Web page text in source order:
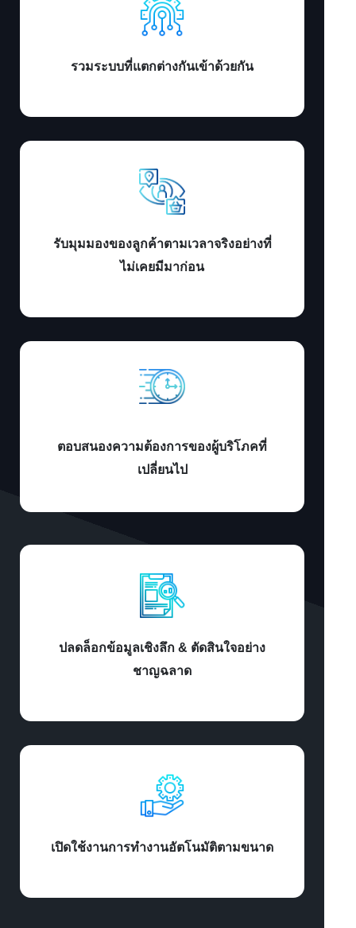
รวมระบบที่แตกต่างกันเข้าด้วยกัน
รับมุมมองของลูกค้าตามเวลาจริงอย่างที่
ไม่เคยมีมาก่อน
ตอบสนองความต้องการของผู้บริโภคที่
เปลี่ยนไป
ปลดล็อกข้อมูลเชิงลึก & ตัดสินใจอย่าง
ชาญฉลาด
เปิดใช้งานการทำงานอัตโนมัติตามขนาด